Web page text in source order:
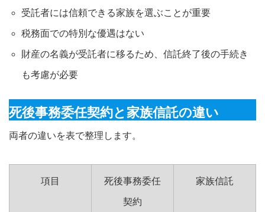
受託者には信頼できる家族を選ぶことが重要
税務面での特別な優遇はない
財産の名義が受託者に移るため、信託終了後の手続き
も考慮が必要
死後事務委任契約と家族信託の違い
両者の違いを表で整理します。
項目 死後事務委任
契約
家族信託